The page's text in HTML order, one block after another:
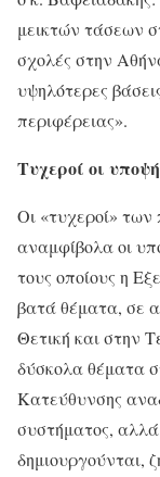
μεικτών τάσεων
σχολές στην
υψηλότερες
περιφέρειας».
Τυχεροί οι
Οι «τυχεροί»
αναμφίβολα οι
τους οποίους η
βατά θέματα, σε
Θετική και στην
δύσκολα θέματα
Κατεύθυνσης
συστήματος, αλλά
δημιουργούνται,